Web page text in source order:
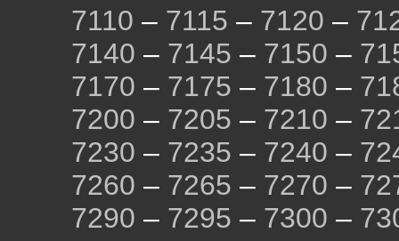
7110 – 7115 – 7120 –
7140 – 7145 – 7150 –
7170 – 7175 – 7180 –
7200 – 7205 – 7210 –
7230 – 7235 – 7240 –
7260 – 7265 – 7270 –
7290 – 7295 – 7300 –